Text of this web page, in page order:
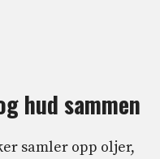
hud sammen
samler opp oljer,